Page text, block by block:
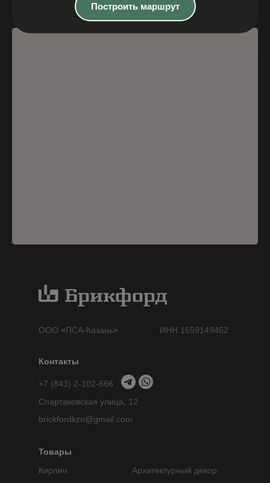
ИНН 1659149452
Кирпич Архитектурный декор
Товары
Контакты
+7 (843) 2-102-666
ООО «ПСА-Казань»
brickfordkzn@gmail.com
Спартаковская улица, 12
Построить маршрут